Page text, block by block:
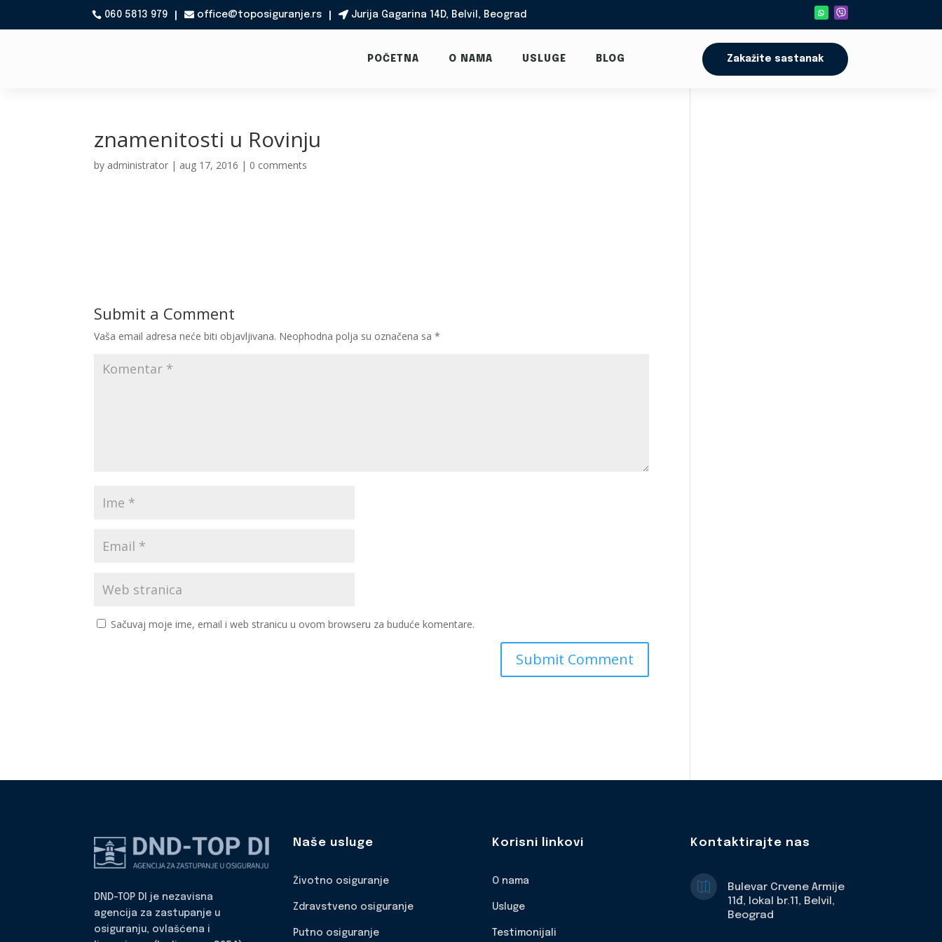
060 5813 979  office@toposiguranje.rs Jurija Gagarina 14D, Belvil, Beograd
POČETNA O NAMA USLUGE BLOG Zakažite sastanak
znamenitosti u Rovinju
by administrator | aug 17, 2016 | 0 comments
Submit a Comment
Vaša email adresa neće biti objavljivana. Neophodna polja su označena sa*
Sačuvaj moje ime, email i web stranicu u ovom browseru za buduće komentare.
DND-TOP DI je nezavisna
agencija za zastupanje u
osiguranju, ovlašćena i
Naše usluge
Životno osiguranje
Zdravstveno osiguranje
Putno osiguranje
Korisni linkovi
O nama
Usluge
Testimonijali
Kontaktirajte nas

Bulevar Crvene Armije
11đ, lokal br.11, Belvil,
Beograd